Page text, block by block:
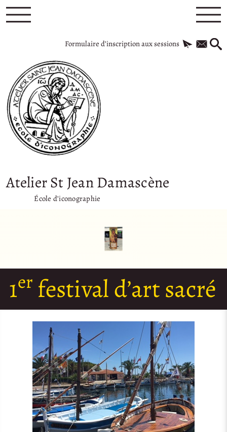
Formulaire d’inscription aux sessions
Atelier St Jean Damascène
École d’iconographie
1er festival d’art sacré